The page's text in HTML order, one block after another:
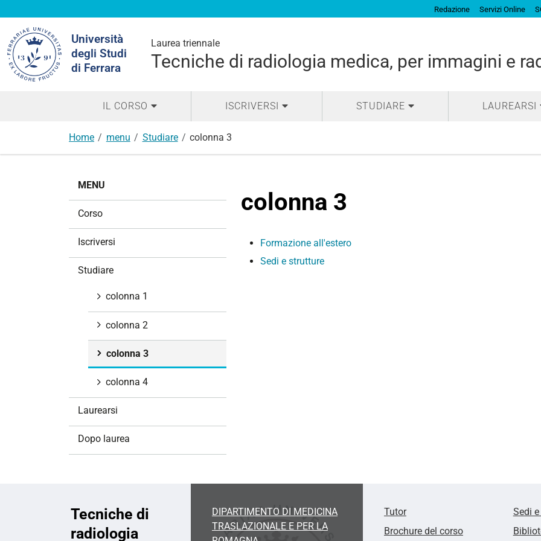
Redazione Servizi Online
Università
degli Studi
di Ferrara
Laurea triennale
Tecniche di radiologia medica, per immagini e
nel
sito
IL CORSO ISCRIVERSI STUDIARE LAUREARSI
Home menu Studiare colonna 3
colonna 3
Formazione all'estero
Sedi e strutture
MENU
Corso
Iscriversi
Studiare
colonna 1
colonna 2
colonna 3
colonna 4
Laurearsi
Dopo laurea
Tecniche di
radiologia
DIPARTIMENTO DI MEDICINA
TRASLAZIONALE E PER LA
Tutor
Brochure del corso
Sedi